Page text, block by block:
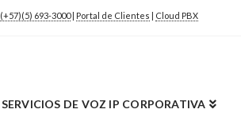
(+57)(5) 693-3000| Portal de Clientes | Cloud PBX
SERVICIOS DE VOZ IP CORPORATIVA